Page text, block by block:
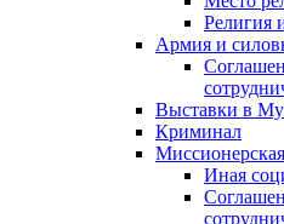
Религия
Армия и
Выставки в
Криминал
Иная